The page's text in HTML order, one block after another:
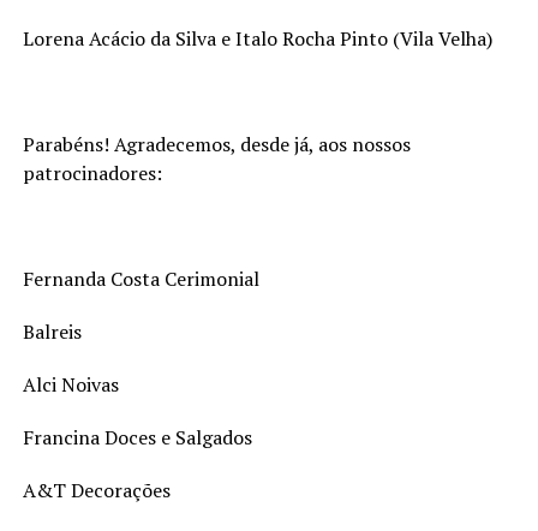
Lorena Acácio da Silva e Italo Rocha Pinto (Vila Velha)
Parabéns! Agradecemos, desde já, aos nossos
patrocinadores:
Fernanda Costa Cerimonial
Balreis
Alci Noivas
Francina Doces e Salgados
A&T Decorações